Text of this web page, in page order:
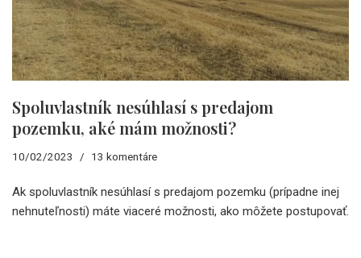
Spoluvlastník nesúhlasí s predajom
pozemku, aké mám možnosti?
10/02/2023 13 komentáre
Ak spoluvlastník nesúhlasí s predajom pozemku (prípadne inej
nehnuteľnosti) máte viaceré možnosti, ako môžete postupovať.